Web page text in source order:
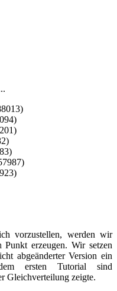
vorzustellen, werden wir
erzeugen. Wir setzen
abgeänderter Version ein
ersten Tutorial sind
Gleichverteilung zeigte.